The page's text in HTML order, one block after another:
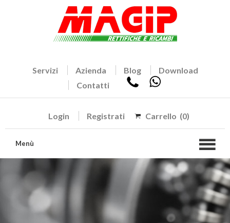
Servizi Azienda Blog
Download
Contatti
Login Registrati Carrello (0)
Menù